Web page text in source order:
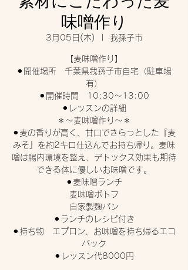
味噌作り
3月05日(木) 我孫子市
【麦味噌作り】
⚫︎開催場所 千葉県我孫子市自宅（駐車場
有）
⚫︎開催時間 10:30〜13:00
⚫︎レッスンの詳細
＊〜麦味噌作り〜＊
⚫︎麦の香りが高く、甘口でさらっとした『麦
みそ』を約2キロ仕込んでお持ち帰り。麦味
噌は腸内環境を整え、デトックス効果も期待
できる体に優しいお味噌です。
⚫︎麦味噌ランチ
麦味噌ポトフ
自家製麹パン
⚫︎ランチのレシピ付き
⚫︎持ち物 エプロン、お味噌を持ち帰るエコ
バック
⚫︎レッスン代8000円